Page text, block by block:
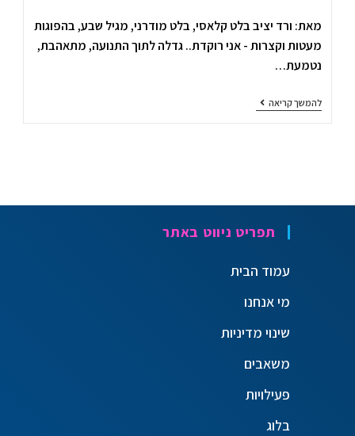
מאת: ורד יציב בלט קלאסי, בלט מודרני, מגיל שבע, בהפוגות
מעטות וקצרות - אני רוקדת.. גדלה לתוך התנועה, מתאהבת,
נטמעת…
להמשך קריאה
תפריט ניווט באתר
עמוד הבית
מי אנחנו
שינוי מדיניות
משאבים
פעילויות
בלוג